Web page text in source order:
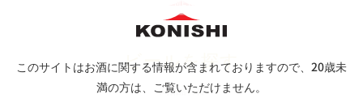
このサイトはお酒に関する情報が含まれておりますので、 20歳未
満の方は、ご覧いただけません。
ビールを探す
商品詳細